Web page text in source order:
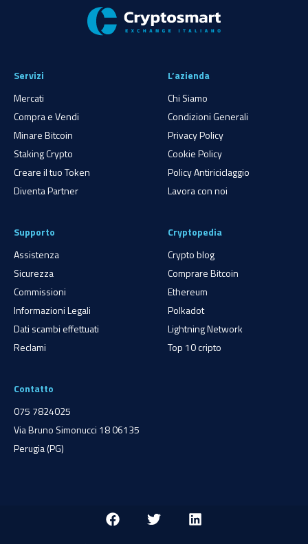
Servizi
Mercati
Compra e Vendi
Minare Bitcoin
Staking Crypto
Creare il tuo Token
Diventa Partner
L’azienda
Chi Siamo
Condizioni Generali
Privacy Policy
Cookie Policy
Policy Antiriciclaggio
Lavora con noi
Supporto
Assistenza
Sicurezza
Commissioni
Informazioni Legali
Dati scambi effettuati
Reclami
Cryptopedia
Crypto blog
Comprare Bitcoin
Ethereum
Polkadot
Lightning Network
Top 10 cripto
Contatto
075 7824025
Via Bruno Simonucci 18 06135
Perugia (PG)